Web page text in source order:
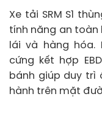
Xe tải SRM S1
tính năng an toàn
lái và hàng hóa.
cứng kết hợp
bánh giúp duy trì
hành trên mặt